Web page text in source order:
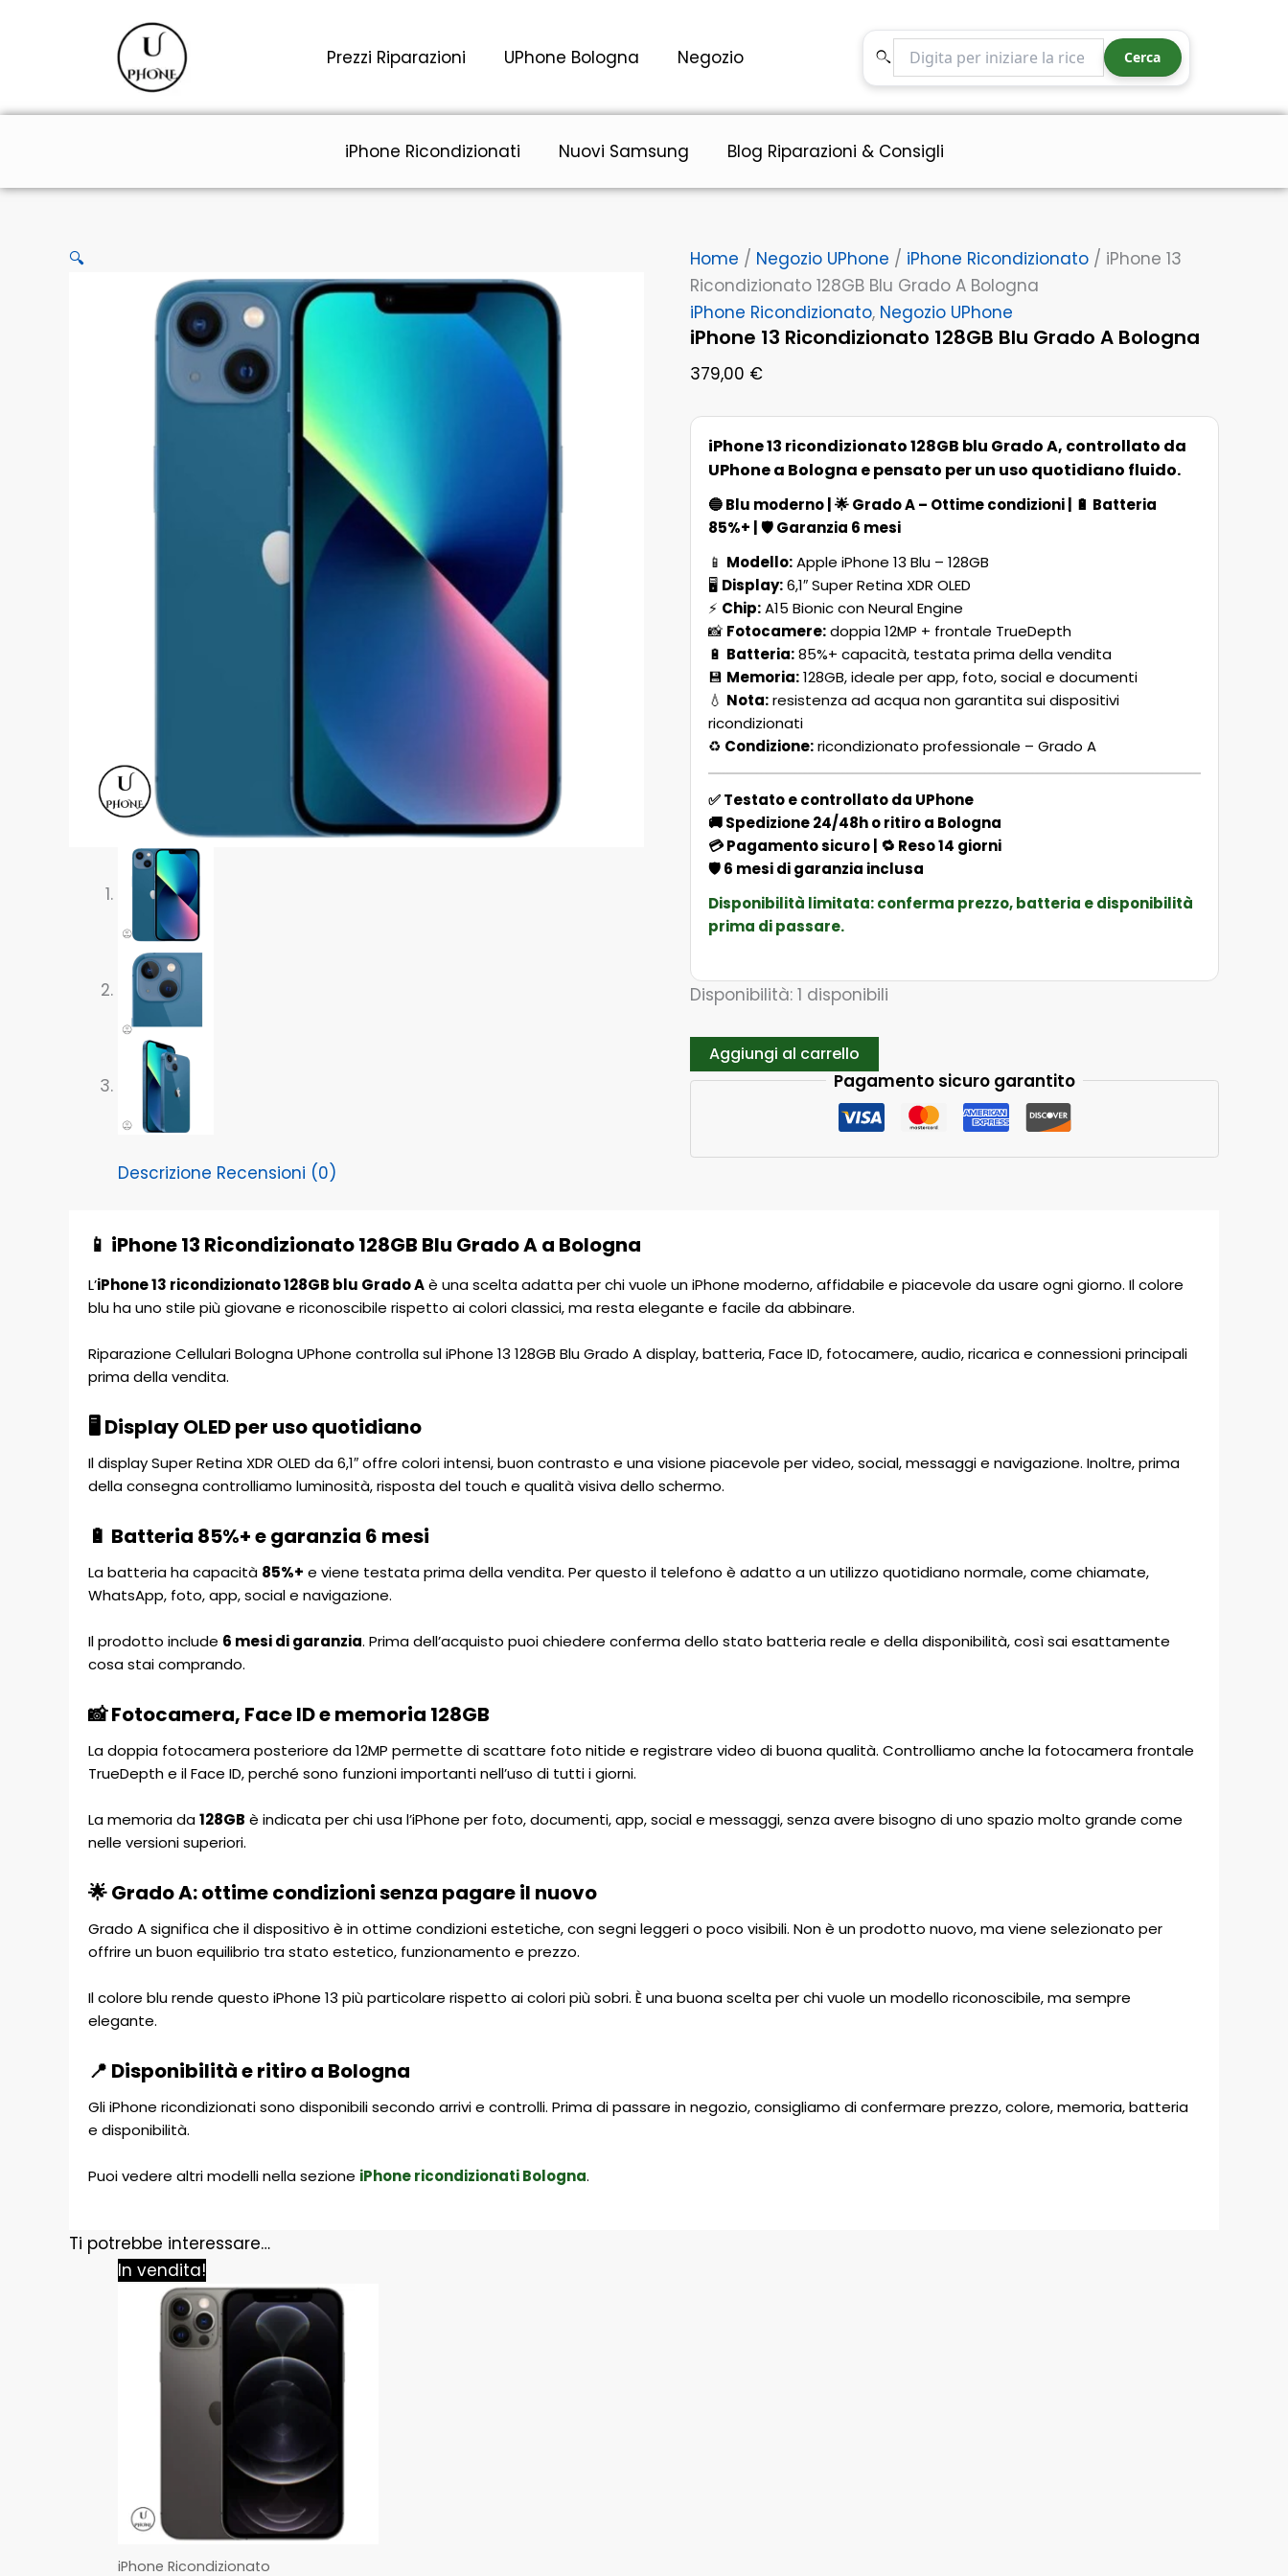
Prezzi Riparazioni UPhone Bologna Negozio
Cerca nel sito
Cerca
iPhone Ricondizionati Nuovi Samsung Blog Riparazioni & Consigli
🔍 Home / Negozio UPhone / iPhone Ricondizionato / iPhone 13
Ricondizionato 128GB Blu Grado A Bologna
iPhone Ricondizionato, Negozio UPhone
iPhone 13 Ricondizionato 128GB Blu Grado A Bologna
379,00 €
iPhone 13 ricondizionato 128GB blu Grado A, controllato da
UPhone a Bologna e pensato per un uso quotidiano fluido.
🔵Blu moderno| 🌟Grado A – Ottime condizioni| 🔋 Batteria
85%+ | 🛡️Garanzia 6 mesi
📱 Modello:Apple iPhone 13 Blu – 128GB
🖥️ Display:6,1″ Super Retina XDR OLED
⚡ Chip:A15 Bionic con Neural Engine
📸 Fotocamere:doppia 12MP + frontale TrueDepth
🔋 Batteria:85%+ capacità, testata prima della vendita
💾 Memoria:128GB, ideale per app, foto, social e documenti
💧 Nota:resistenza ad acqua non garantita sui dispositivi
ricondizionati
♻️ Condizione:ricondizionato professionale – Grado A
✅ Testato e controllato da UPhone
🚚 Spedizione 24/48h o ritiro a Bologna
💳 Pagamento sicuro | 🔁 Reso 14 giorni
🛡️ 6 mesi di garanzia inclusa
Disponibilità limitata: conferma prezzo, batteria e disponibilità
prima di passare.
Disponibilità: 1 disponibili
Ricondizionato
128GB
Bologna
quantità
Aggiungi al carrello
Pagamento sicuro garantito
Descrizione Recensioni (0)
📱 iPhone 13 Ricondizionato 128GB Blu Grado A a Bologna
L’iPhone 13 ricondizionato 128GB blu Grado Aè una scelta adatta per chi vuole un iPhone moderno, affidabile e piacevole da usare ogni giorno. Il colore
blu ha uno stile più giovane e riconoscibile rispetto ai colori classici, ma resta elegante e facile da abbinare.
Riparazione Cellulari Bologna UPhone controlla sul iPhone 13 128GB Blu Grado A display, batteria, Face ID, fotocamere, audio, ricarica e connessioni principali
prima della vendita.
🖥️ Display OLED per uso quotidiano
Il display Super Retina XDR OLED da 6,1″ offre colori intensi, buon contrasto e una visione piacevole per video, social, messaggi e navigazione. Inoltre, prima
della consegna controlliamo luminosità, risposta del touch e qualità visiva dello schermo.
🔋 Batteria 85%+ e garanzia 6 mesi
La batteria ha capacità 85%+ e viene testata prima della vendita. Per questo il telefono è adatto a un utilizzo quotidiano normale, come chiamate,
WhatsApp, foto, app, social e navigazione.
Il prodotto include 6 mesi di garanzia. Prima dell’acquisto puoi chiedere conferma dello stato batteria reale e della disponibilità, così sai esattamente
cosa stai comprando.
📸 Fotocamera, Face ID e memoria 128GB
La doppia fotocamera posteriore da 12MP permette di scattare foto nitide e registrare video di buona qualità. Controlliamo anche la fotocamera frontale
TrueDepth e il Face ID, perché sono funzioni importanti nell’uso di tutti i giorni.
La memoria da128GB è indicata per chi usa l’iPhone per foto, documenti, app, social e messaggi, senza avere bisogno di uno spazio molto grande come
nelle versioni superiori.
🌟 Grado A: ottime condizioni senza pagare il nuovo
Grado A significa che il dispositivo è in ottime condizioni estetiche, con segni leggeri o poco visibili. Non è un prodotto nuovo, ma viene selezionato per
offrire un buon equilibrio tra stato estetico, funzionamento e prezzo.
Il colore blu rende questo iPhone 13 più particolare rispetto ai colori più sobri. È una buona scelta per chi vuole un modello riconoscibile, ma sempre
elegante.
📍 Disponibilità e ritiro a Bologna
Gli iPhone ricondizionati sono disponibili secondo arrivi e controlli. Prima di passare in negozio, consigliamo di confermare prezzo, colore, memoria, batteria
e disponibilità.
Puoi vedere altri modelli nella sezione iPhone ricondizionati Bologna.
Ti potrebbe interessare…
In vendita!
iPhone Ricondizionato
Il
prezzo
originale
era:
369,00 €.
prezzo
attuale
è:
339,00 €.
Grado
A
Bologna